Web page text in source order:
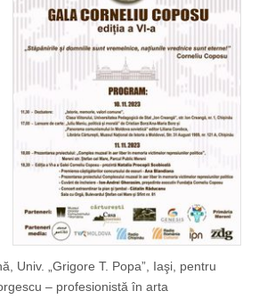
Univ. „Grigore T. Popa”, Iaşi, pentru
– profesionistă în arta